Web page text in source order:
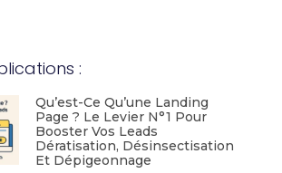
:
Qu’est-Ce Qu’une Landing
Page ? Le Levier N°1 Pour
Booster Vos Leads
Dératisation, Désinsectisation
Et Dépigeonnage